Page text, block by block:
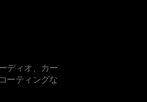
ディオ、カー
ーティングな